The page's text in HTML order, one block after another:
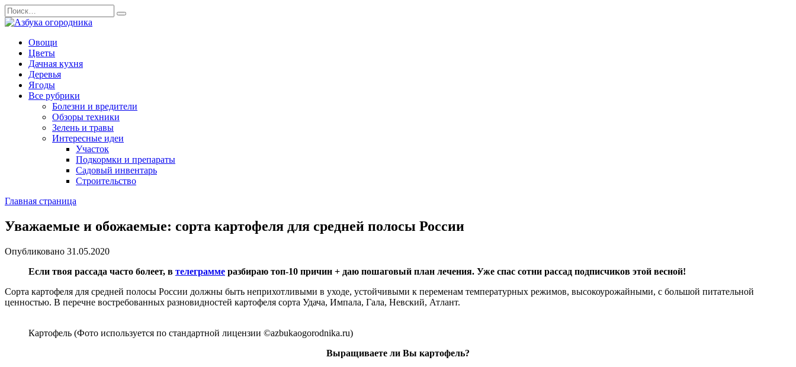
Перейти
к
содержанию
Search
for:
Овощи
Цветы
Дачная кухня
Деревья
Ягоды
Все рубрики
Болезни и вредители
Обзоры техники
Зелень и травы
Интересные идеи
Участок
Подкормки и препараты
Садовый инвентарь
Строительство
Главная страница
Уважаемые и обожаемые: сорта картофеля для средней полосы России
Опубликовано 31.05.2020
Если твоя рассада часто болеет, в телеграмме разбираю топ-10 причин + даю пошаговый план лечения. Уже спас сотни рассад подписчиков этой весной!
Сорта картофеля для средней полосы России должны быть неприхотливыми в уходе, устойчивыми к переменам температурных режимов, высокоурожайными, с большой питательной
ценностью. В перечне востребованных разновидностей картофеля сорта Удача, Импала, Гала, Невский, Атлант.
Картофель (Фото используется по стандартной лицензии ©azbukaogorodnika.ru)
Выращиваете ли Вы картофель?